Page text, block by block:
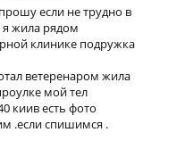
если не трудно в
я жила рядом
клинике подружка
ветеренаром жила
мой тел
киив есть фото
.если спишимся .